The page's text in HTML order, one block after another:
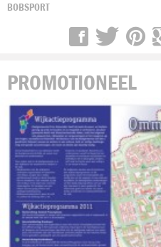
BOBSPORT
PROMOTIONEEL